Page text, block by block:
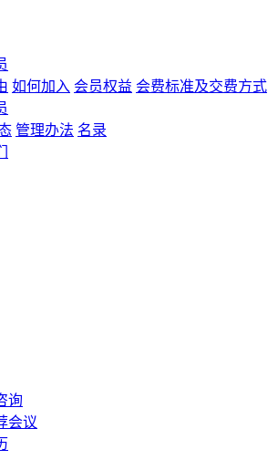
如何加入 会员权益 会费标准及交费方式
管理办法 名录
询
会议